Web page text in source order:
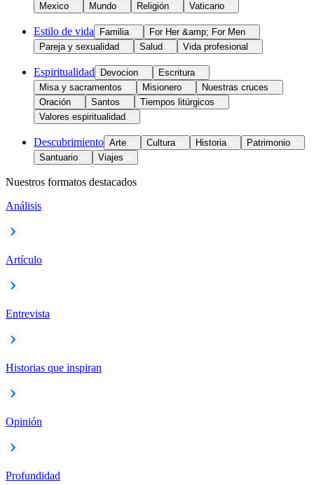
Mexico
Mundo Religión Vaticano
Estilo de vida Familia
For Her &amp; For Men
Pareja y sexualidad
Salud Vida profesional
Espiritualidad Devocion
Escritura
Misa y sacramentos
Misionero
Nuestras cruces
Oración
Santos
Tiempos litúrgicos
Valores espiritualidad
Descubrimiento Arte Cultura Historia
Patrimonio
Santuario
Viajes
Nuestros formatos destacados
Análisis
Artículo
Entrevista
Historias que inspiran
Opinión
Profundidad